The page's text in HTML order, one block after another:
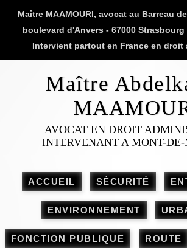
Maître MAAMOURI, avocat au Barreau
boulevard d'Anvers - 67000 Strasbourg
Intervient partout en France en droit
Maître
AVOCAT EN DROIT
INTERVENANT A MONT-
ACCUEIL SÉCURITÉ
ENVIRONNEMENT
FONCTION PUBLIQUE ROUTE